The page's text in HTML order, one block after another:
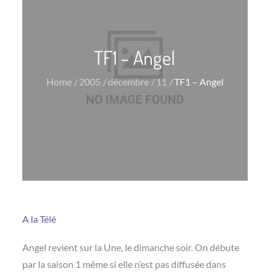
TF1 – Angel
Home 2005 décembre 11 TF1 – Angel
A la Télé
Angel revient sur la Une, le dimanche soir. On débute
par la saison 1 même si elle n’est pas diffusée dans